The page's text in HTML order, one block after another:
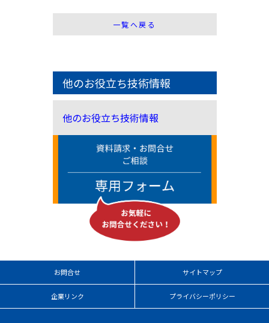
一覧へ戻る
他のお役立ち技術情報
他のお役立ち技術情報
お問合せ サイトマップ
企業リンク プライバシーポリシー